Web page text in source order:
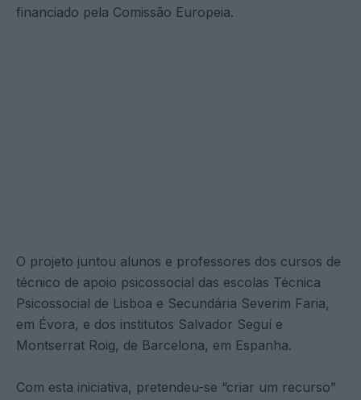
financiado pela Comissão Europeia.
O projeto juntou alunos e professores dos cursos de
técnico de apoio psicossocial das escolas Técnica
Psicossocial de Lisboa e Secundária Severim Faria,
em Évora, e dos institutos Salvador Seguí e
Montserrat Roig, de Barcelona, em Espanha.
Com esta iniciativa, pretendeu-se “criar um recurso”